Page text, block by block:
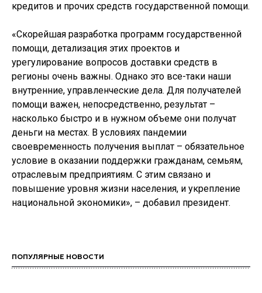
кредитов и прочих средств государственной помощи.
«Скорейшая разработка программ государственной
помощи, детализация этих проектов и
урегулирование вопросов доставки средств в
регионы очень важны. Однако это все-таки наши
внутренние, управленческие дела. Для получателей
помощи важен, непосредственно, результат –
насколько быстро и в нужном объеме они получат
деньги на местах. В условиях пандемии
своевременность получения выплат – обязательное
условие в оказании поддержки гражданам, семьям,
отраслевым предприятиям. С этим связано и
повышение уровня жизни населения, и укрепление
национальной экономики», – добавил президент.
ПОПУЛЯРНЫЕ НОВОСТИ